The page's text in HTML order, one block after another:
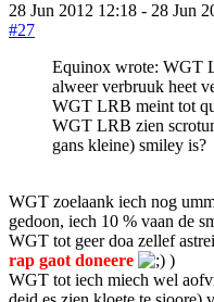
28 Jun 2012 12:18 - 28 Jun
#27
Equinox wrote: WGT
alweer verbruuk heet
WGT LRB meint tot
WGT LRB zien
gans kleine) smiley is?
WGT zoelaank iech nog
gedoon, iech 10 % vaan de
WGT tot geer doa zellef
rap gaot doneere
)
WGT tot iech miech wel